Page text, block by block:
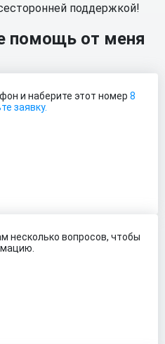
поддержкой!
помощь от меня
и наберите этот номер 8
заявку.
несколько вопросов, чтобы